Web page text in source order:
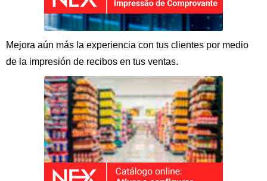
Mejora aún más la experiencia con tus clientes por medio
de la impresión de recibos en tus ventas.